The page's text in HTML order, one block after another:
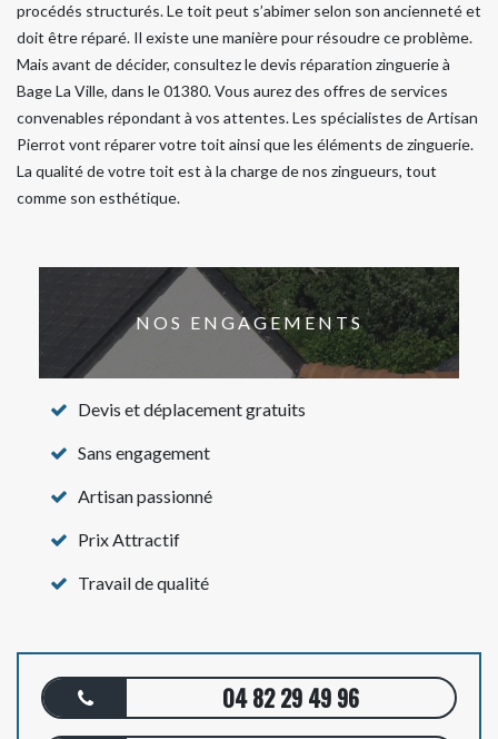
procédés structurés. Le toit peut s’abimer selon son ancienneté et
doit être réparé. Il existe une manière pour résoudre ce problème.
Mais avant de décider, consultez le devis réparation zinguerie à
Bage La Ville, dans le 01380. Vous aurez des offres de services
convenables répondant à vos attentes. Les spécialistes de Artisan
Pierrot vont réparer votre toit ainsi que les éléments de zinguerie.
La qualité de votre toit est à la charge de nos zingueurs, tout
comme son esthétique.
NOS ENGAGEMENTS
Devis et déplacement gratuits
Sans engagement
Artisan passionné
Prix Attractif
Travail de qualité
04 82 29 49 96